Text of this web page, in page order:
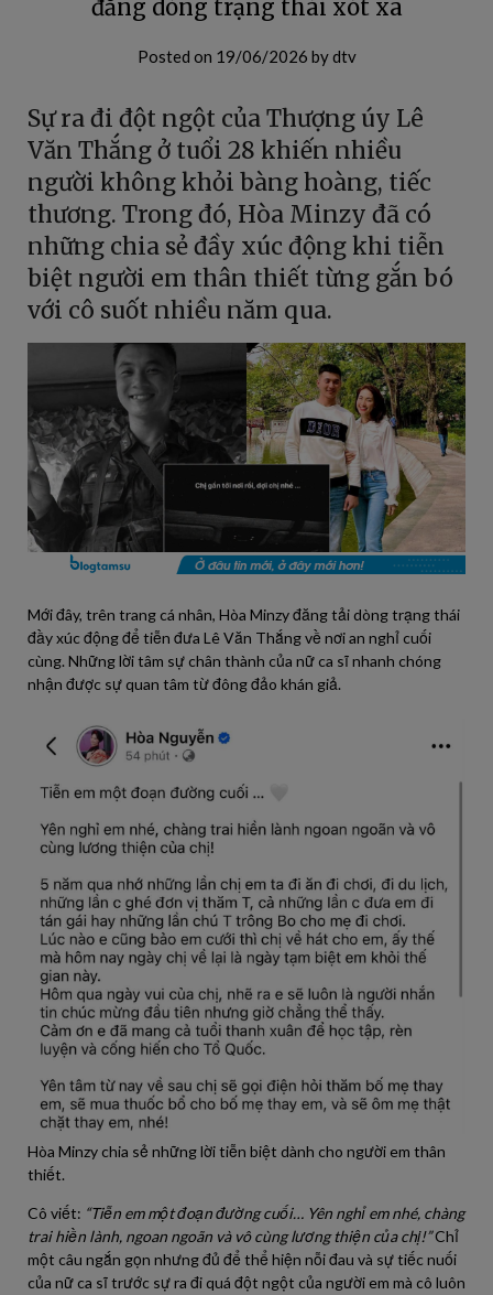
đăng dòng trạng thái xót xa
Posted on 19/06/2026 bydtv
Sự ra đi đột ngột của Thượng úy Lê
Văn Thắng ở tuổi 28 khiến nhiều
người không khỏi bàng hoàng, tiếc
thương. Trong đó, Hòa Minzy đã có
những chia sẻ đầy xúc động khi tiễn
biệt người em thân thiết từng gắn bó
với cô suốt nhiều năm qua.
Mới đây, trên trang cá nhân, Hòa Minzy đăng tải dòng trạng thái
đầy xúc động để tiễn đưa Lê Văn Thắng về nơi an nghỉ cuối
cùng. Những lời tâm sự chân thành của nữ ca sĩ nhanh chóng
nhận được sự quan tâm từ đông đảo khán giả.
Hòa Minzy chia sẻ những lời tiễn biệt dành cho người em thân
thiết.
Cô viết: “Tiễn em một đoạn đường cuối… Yên nghỉ em nhé, chàng
trai hiền lành, ngoan ngoãn và vô cùng lương thiện của chị!”Chỉ
một câu ngắn gọn nhưng đủ để thể hiện nỗi đau và sự tiếc nuối
của nữ ca sĩ trước sự ra đi quá đột ngột của người em mà cô luôn